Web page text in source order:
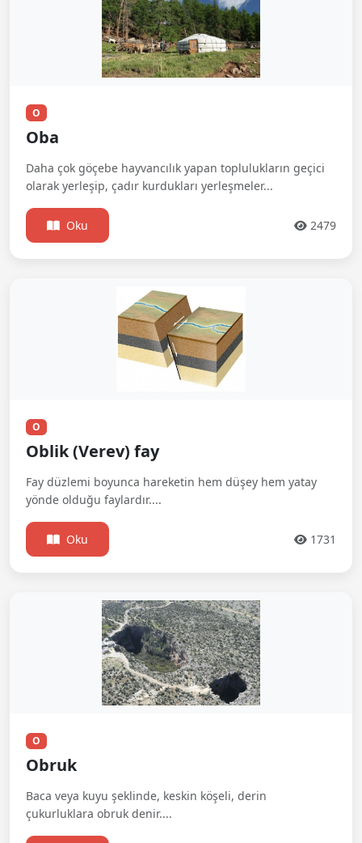
O
Oba
Daha çok göçebe hayvancılık yapan toplulukların geçici
olarak yerleşip, çadır kurdukları yerleşmeler...
Oku 2479
O
Oblik (Verev) fay
Fay düzlemi boyunca hareketin hem düşey hem yatay
yönde olduğu faylardır....
Oku 1731
O
Obruk
Baca veya kuyu şeklinde, keskin köşeli, derin
çukurluklara obruk denir....